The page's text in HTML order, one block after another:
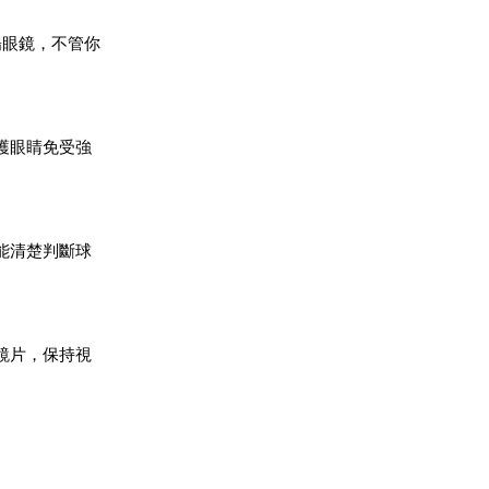
鏡，不管你
眼睛免受強
清楚判斷球
片，保持視